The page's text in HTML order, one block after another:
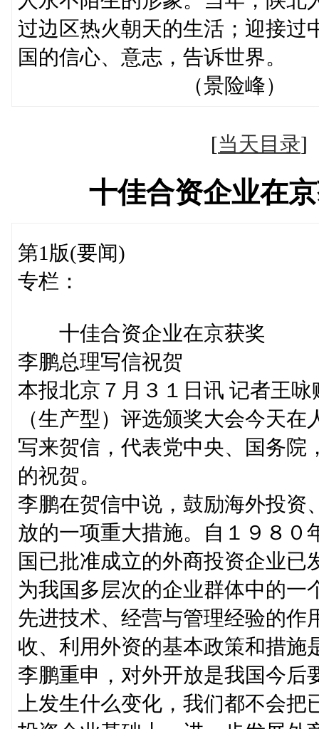
过边区热火朝天的生活；迎接
国的信心、意志
（景险峰）
[当天目录
十佳合资企业在
第1版(要闻)
专栏：
十佳合资企业在京获奖
李鹏总理写信祝贺
本报北京７月３１日讯 记者王
（生产型）评选颁奖大会今天
写来贺信，代表党中央、国务院
的祝贺。
李鹏在贺信中说，鼓励海外投资
放的一项重大措施。自１９８０
国已批准成立的外商投资企业
为我国多层次的企业群体中的一
先进技术、经营与管理经验的作
收、利用外资的基本政策和措施
李鹏重申，对外开放是我国今后
上发生什么变化，我们都不会